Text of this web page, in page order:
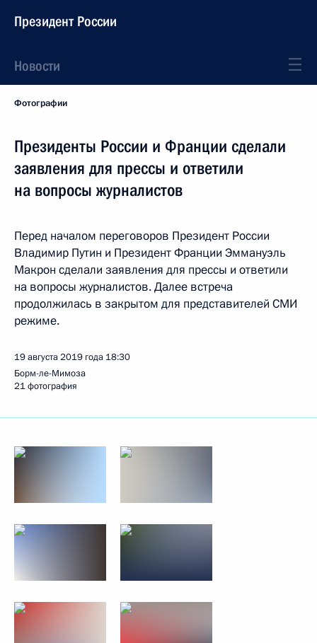
Президент России
Новости
Фотографии
Президенты России и Франции сделали
заявления для прессы и ответили
на вопросы журналистов
Перед началом переговоров Президент России
Владимир Путин и Президент Франции Эммануэль
Макрон сделали заявления для прессы и ответили
на вопросы журналистов. Далее встреча
продолжилась в закрытом для представителей СМИ
режиме.
19 августа 2019 года 18:30
Борм-ле-Мимоза
21 фотография